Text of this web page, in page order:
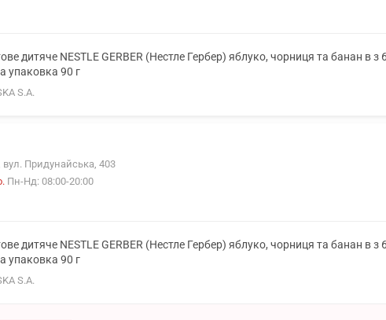
дитяче NESTLE GERBER (Нестле Гербер) яблуко, чорниця та банан в з
упаковка 90 г
S.A.
вул. Придунайська, 403
. Пн-Нд: 08:00-20:00
дитяче NESTLE GERBER (Нестле Гербер) яблуко, чорниця та банан в з
упаковка 90 г
S.A.